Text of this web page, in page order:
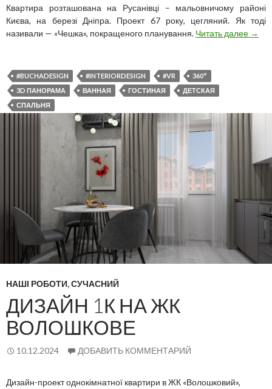
Квартира розташована на Русанівці – мальовничому районі
Києва, на березі Дніпра. Проект 67 року, цегляний. Як тоді
називали — «Чешка», покращеного планування. Читать далее →
#BUCHADESIGN #INTERIORDESIGN #VR
360°
3D ПАНОРАМА
ВАННАЯ ГОСТИНАЯ
ДЕТСКАЯ
СПАЛЬНЯ
НАШІ РОБОТИ,СУЧАСНИЙ
ДИЗАЙН 1К НА ЖК
ВОЛОШКОВЕ
10.12.2024 ДОБАВИТЬ КОММЕНТАРИЙ
Дизайн-проект однокімнатної квартири в ЖК «Волошковий»,